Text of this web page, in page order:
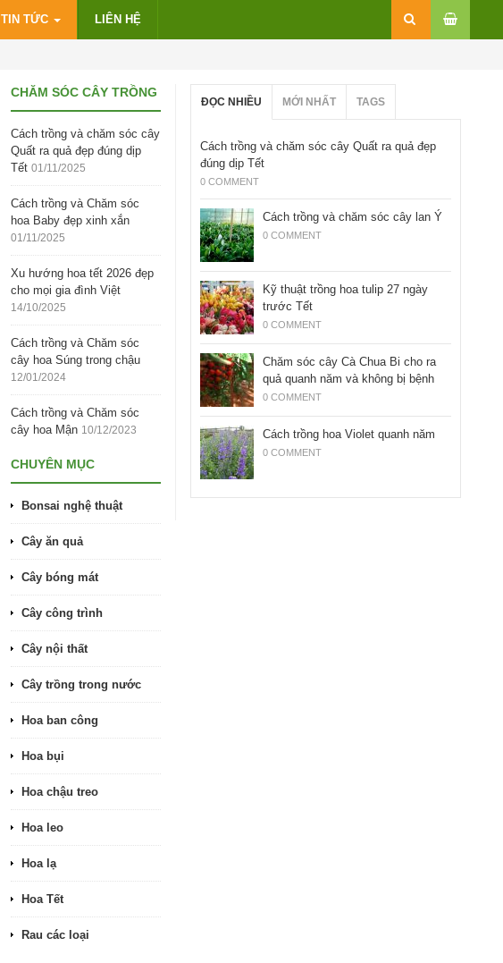
TIN TỨC LIÊN HỆ
CHĂM SÓC CÂY TRỒNG
Cách trồng và chăm sóc cây
Quất ra quả đẹp đúng dịp
Tết 01/11/2025
Cách trồng và Chăm sóc
hoa Baby đẹp xinh xắn
01/11/2025
Xu hướng hoa tết 2026 đẹp
cho mọi gia đình Việt
14/10/2025
Cách trồng và Chăm sóc
cây hoa Súng trong chậu
12/01/2024
Cách trồng và Chăm sóc
cây hoa Mận 10/12/2023
CHUYÊN MỤC
Bonsai nghệ thuật
Cây ăn quả
Cây bóng mát
Cây công trình
Cây nội thất
Cây trồng trong nước
Hoa ban công
Hoa bụi
Hoa chậu treo
Hoa leo
Hoa lạ
Hoa Tết
Rau các loại
ĐỌC NHIỀU MỚI NHẤT TAGS
Cách trồng và chăm sóc cây Quất ra quả đẹp
đúng dịp Tết
0 COMMENT
Cách trồng và chăm sóc cây lan Ý
0 COMMENT
Kỹ thuật trồng hoa tulip 27 ngày
trước Tết
0 COMMENT
Chăm sóc cây Cà Chua Bi cho ra
quả quanh năm và không bị bệnh
0 COMMENT
Cách trồng hoa Violet quanh năm
0 COMMENT